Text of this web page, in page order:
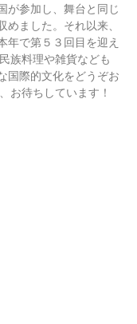
が参加し、舞台と同じ
めました。それ以来、
年で第５３回目を迎え
族料理や雑貨なども
国際的文化をどうぞお
お待ちしています！